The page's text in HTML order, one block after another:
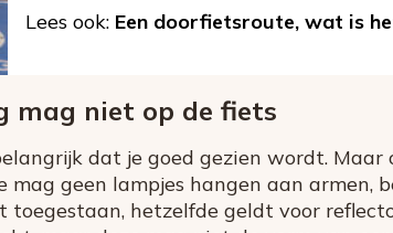
Lees ook: Een doorfietsroute, wat is
mag niet op de fiets
dat je goed gezien wordt.
mag geen lampjes hangen aan armen,
toegestaan, hetzelfde geldt voor